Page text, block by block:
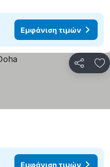
Εμφάνιση τιμών
Εμφάνιση τιμών